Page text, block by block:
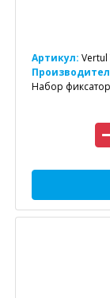
Артикул: Vertul
Набор